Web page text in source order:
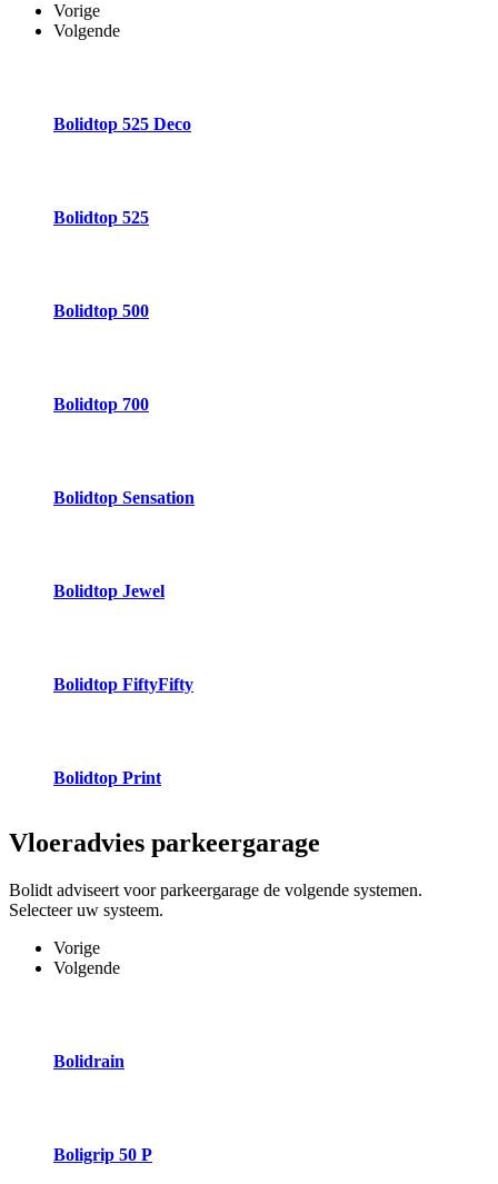
Vorige
Volgende
Bolidtop 525 Deco
Bolidtop 525
Bolidtop 500
Bolidtop 700
Bolidtop Sensation
Bolidtop Jewel
Bolidtop FiftyFifty
Bolidtop Print
Vloeradvies parkeergarage
Bolidt adviseert voor parkeergarage de volgende systemen.
Selecteer uw systeem.
Vorige
Volgende
Bolidrain
Boligrip 50 P